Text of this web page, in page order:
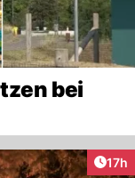
bei
17h